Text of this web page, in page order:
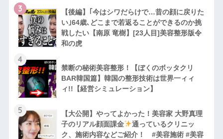
3
【後編】｢今はシワだらけで…昔の顔に戻りた
い｣64歳､どこまで若返ることができるのか挑
戦したい【南原 竜樹】[23人目]美容整形版令
和の虎
4
禁断の秘術美容整形！【ぼくのボッタクリ
BAR韓国篇】韓国の整形技術は世界一ィィ
ィ!!【経営シミュレーション】
5
【大公開】やってよかった！美容家 大野真理
子のリアル顔面課金
通っているクリニッ
ク、施術内容などご紹介！ #美容施術 #美容